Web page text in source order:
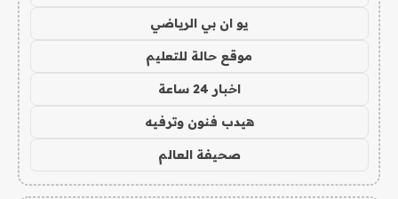
يو ان بي الرياضي
موقع حالة للتعليم
اخبار 24 ساعة
هيدب فنون وترفيه
صحيفة العالم